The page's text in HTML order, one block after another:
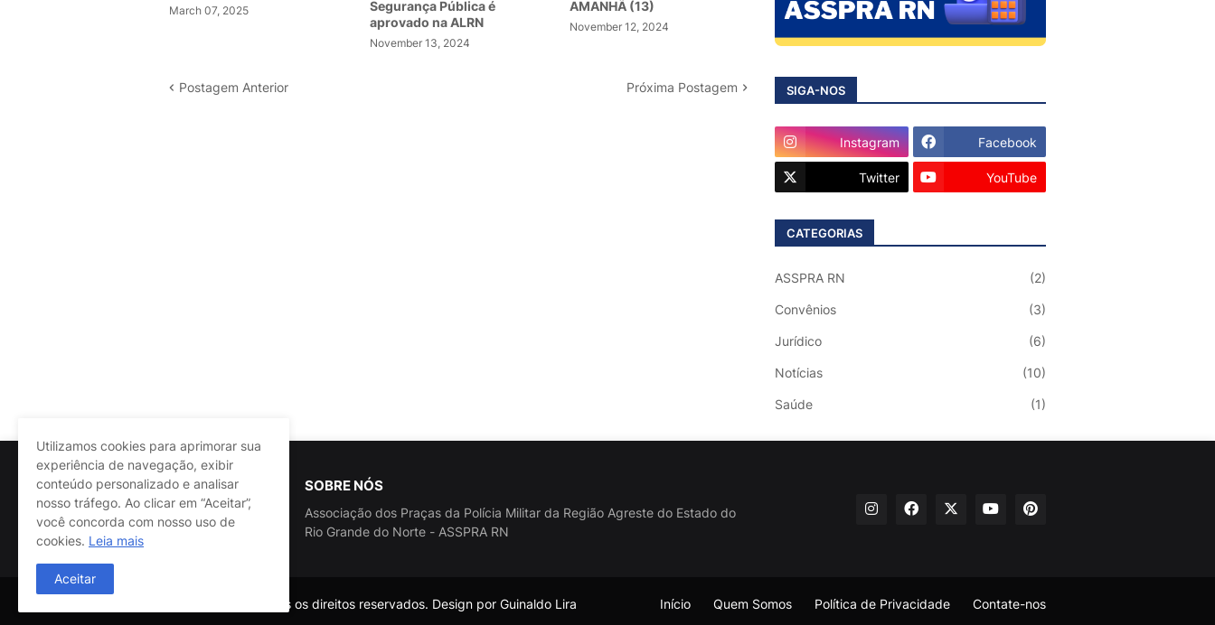
March 07, 2025
Segurança Pública é
aprovado na ALRN
November 13, 2024
AMANHÃ (13)
November 12, 2024
Postagem Anterior Próxima Postagem SIGA-NOS
Instagram Facebook
Twitter YouTube
CATEGORIAS
ASSPRA RN (2)
Convênios (3)
Jurídico (6)
Notícias (10)
Saúde (1)
SOBRE NÓS
Associação dos Praças da Polícia Militar da Região Agreste do Estado do
Rio Grande do Norte - ASSPRA RN
@ASSPRA RN Todos os direitos reservados. Design por Guinaldo Lira Início Quem Somos Política de Privacidade Contate-nos
Utilizamos cookies para aprimorar sua
experiência de navegação, exibir
conteúdo personalizado e analisar
nosso tráfego. Ao clicar em “Aceitar”,
você concorda com nosso uso de
cookies. Leia mais
Aceitar